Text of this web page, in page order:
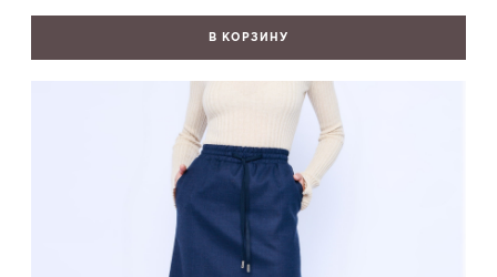
В КОРЗИНУ